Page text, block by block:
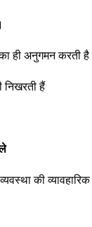
ही अनुगमन करती है
निखरती हैं
व्यवस्था की